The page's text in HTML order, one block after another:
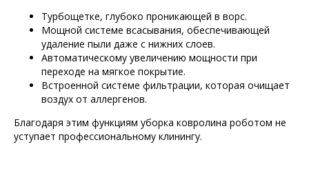
Турбощетке, глубоко проникающей в ворс.
Мощной системе всасывания, обеспечивающей
удаление пыли даже с нижних слоев.
Автоматическому увеличению мощности при
переходе на мягкое покрытие.
Встроенной системе фильтрации, которая очищает
воздух от аллергенов.
Благодаря этим функциям уборка ковролина роботом не
уступает профессиональному клинингу.